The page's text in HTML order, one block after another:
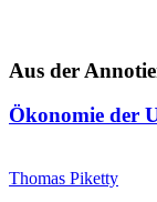
Aus der
Ökonomie der
Thomas Piketty